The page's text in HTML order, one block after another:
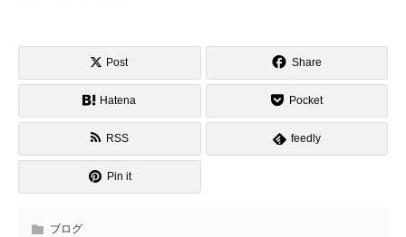
Post Share
Hatena Pocket
RSS feedly
Pin it
ブログ